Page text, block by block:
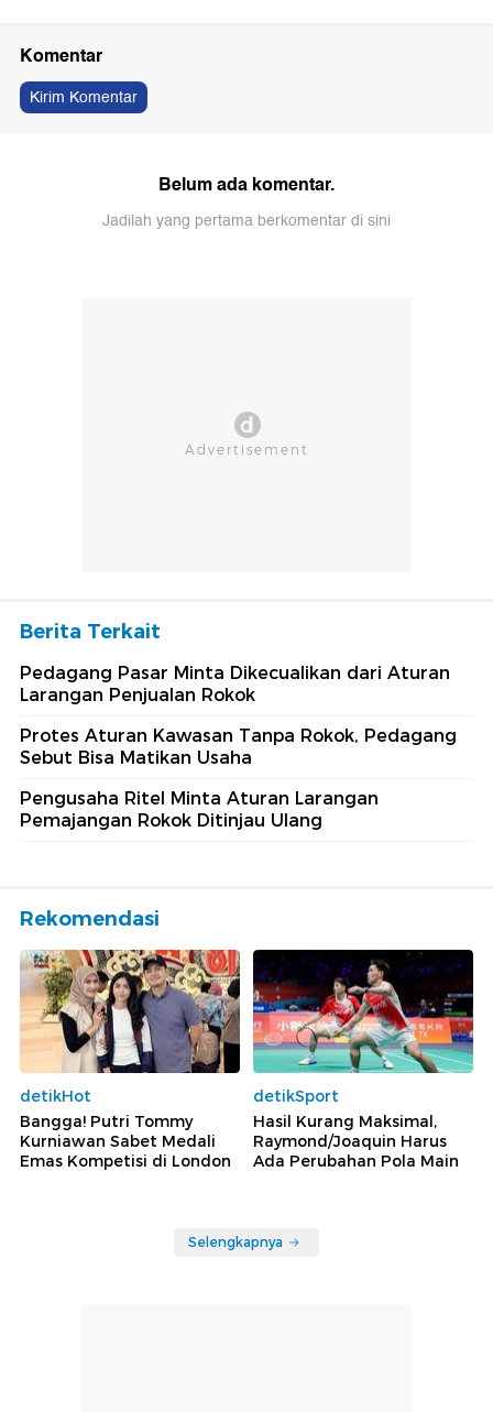
Komentar
Kirim Komentar
Belum ada komentar.
Jadilah yang pertama berkomentar di sini
Berita Terkait
Pedagang Pasar Minta Dikecualikan dari Aturan
Larangan Penjualan Rokok
Protes Aturan Kawasan Tanpa Rokok, Pedagang
Sebut Bisa Matikan Usaha
Pengusaha Ritel Minta Aturan Larangan
Pemajangan Rokok Ditinjau Ulang
Rekomendasi
detikHot
Bangga! Putri Tommy
Kurniawan Sabet Medali
Emas Kompetisi di London
detikSport
Hasil Kurang Maksimal,
Raymond/Joaquin Harus
Ada Perubahan Pola Main
Selengkapnya